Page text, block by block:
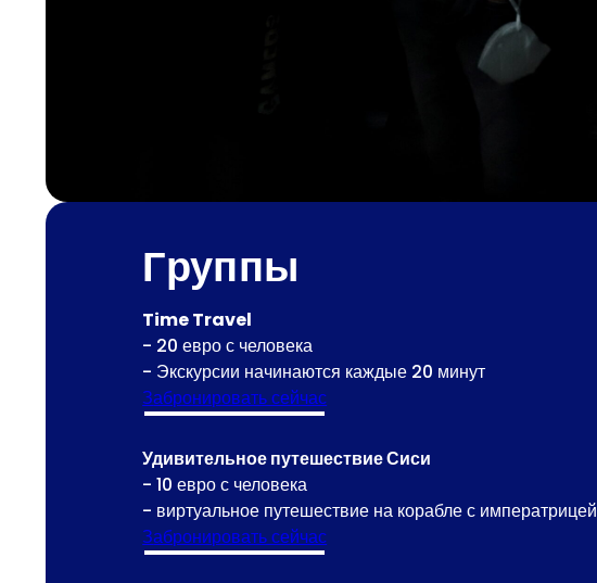
Группы
Time Travel
- 20 евро с человека
- Экскурсии начинаются каждые 20 минут
Забронировать сейчас
Удивительное путешествие Сиси
- 10 евро с человека
- виртуальное путешествие на корабле с императрицей
Забронировать сейчас